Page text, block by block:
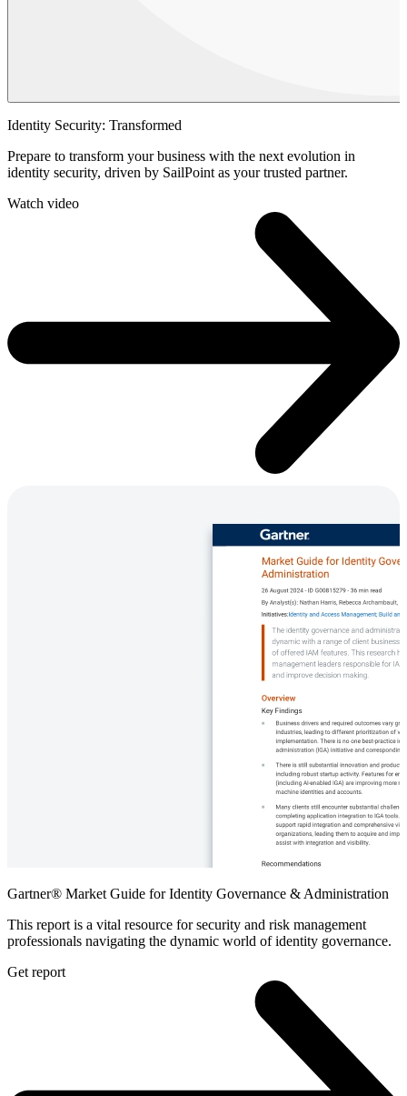
Identity Security: Transformed
Prepare to transform your business with the next evolution in
identity security, driven by SailPoint as your trusted partner.
Watch video
Gartner® Market Guide for Identity Governance & Administration
This report is a vital resource for security and risk management
professionals navigating the dynamic world of identity governance.
Get report